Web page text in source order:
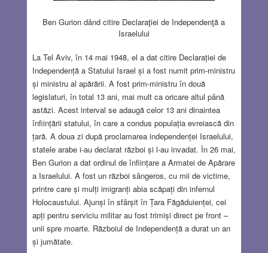
Ben Gurion dând citire Declaraţiei de Independenţă a
Israelului
La Tel Aviv, în 14 mai 1948, el a dat citire Declarației de
Independență a Statului Israel și a fost numit prim-ministru
și ministru al apărării. A fost prim-ministru în două
legislaturi, în total 13 ani, mai mult ca oricare altul până
astăzi. Acest interval se adaugă celor 13 ani dinaintea
înființării statului, în care a condus populația evreiască din
țară. A doua zi după proclamarea independenței Israelului,
statele arabe i-au declarat război și l-au invadat. În 26 mai,
Ben Gurion a dat ordinul de înființare a Armatei de Apărare
a Israelului. A fost un război sângeros, cu mii de victime,
printre care și mulți imigranți abia scăpați din infernul
Holocaustului. Ajunși în sfârșit în Țara Făgăduienței, cei
apți pentru serviciu militar au fost trimiși direct pe front –
unii spre moarte. Războiul de Independență a durat un an
și jumătate.